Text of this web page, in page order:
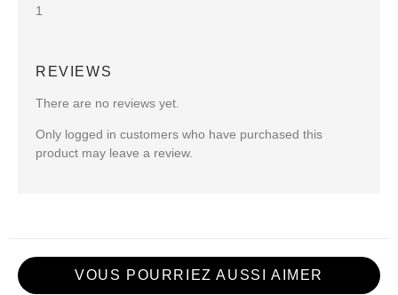
1
REVIEWS
There are no reviews yet.
Only logged in customers who have purchased this
product may leave a review.
VOUS POURRIEZ AUSSI AIMER